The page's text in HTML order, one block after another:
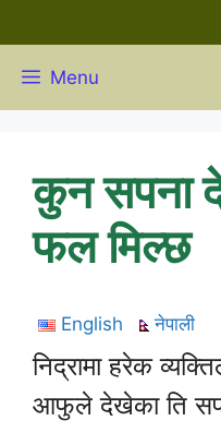
Menu
कुन सपना
फल मिल्छ
English नेपाली
निद्रामा हरेक
आफुले देखेका ति